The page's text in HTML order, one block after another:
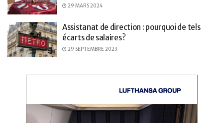
29 MARS 2024
Assistanat de direction : pourquoi de tels
écarts de salaires ?
29 SEPTEMBRE 2023